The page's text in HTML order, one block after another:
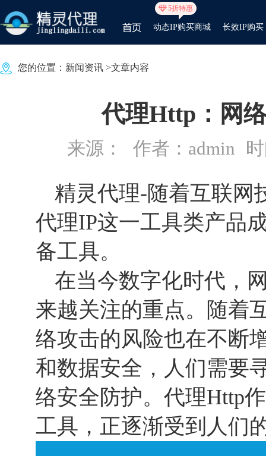
5折特惠
动态IP购买商城 长效IP购买
您的位置： 新闻资讯 >文章内容
代理Http：网
来源： 作者：admin
精灵代理-随着互联网
代理IP这一工具类产品
备工具。
在当今数字化时代，
来越关注的重点。随着
络攻击的风险也在不断
和数据安全，人们需要
络安全防护。代理Http
工具，正逐渐受到人们